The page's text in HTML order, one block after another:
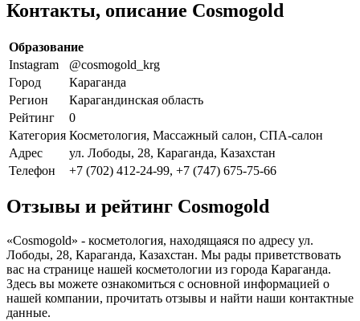
Контакты, описание Cosmogold
Образование
Instagram
@cosmogold_krg
Город
Караганда
Регион
Карагандинская область
Рейтинг
0
Категория Косметология, Массажный салон, СПА-салон
Адрес
ул. Лободы, 28, Караганда, Казахстан
Телефон
+7 (702) 412-24-99, +7 (747) 675-75-66
Отзывы и рейтинг Cosmogold
«Cosmogold» - косметология, находящаяся по адресу ул.
Лободы, 28, Караганда, Казахстан. Мы рады приветствовать
вас на странице нашей косметологии из города Караганда.
Здесь вы можете ознакомиться с основной информацией о
нашей компании, прочитать отзывы и найти наши контактные
данные.